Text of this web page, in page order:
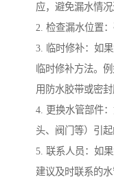
应，避免漏水情况
2. 检查漏水位置
3. 临时修补：如
临时修补方法。
用防水胶带或密封
4. 更换水管部件
头、阀门等）引起
5. 联系人员：如
建议及时联系的水